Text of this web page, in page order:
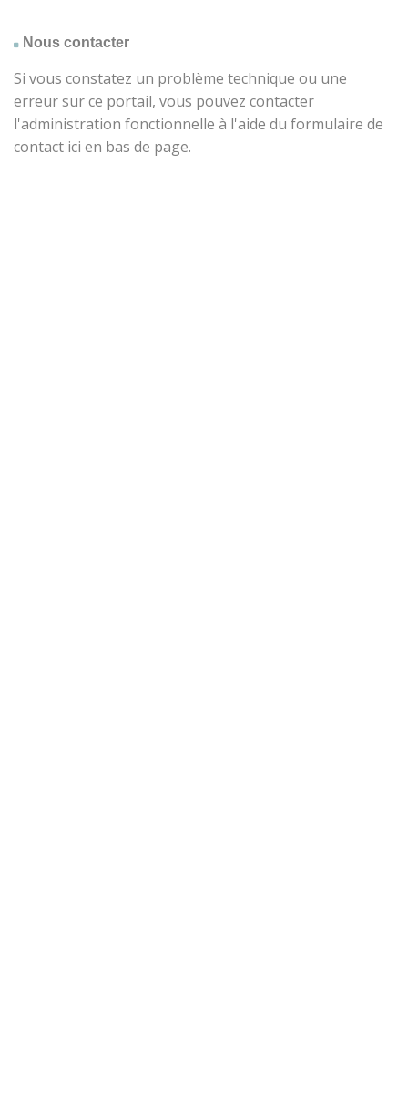
Nous contacter
Si vous constatez un problème technique ou une
erreur sur ce portail, vous pouvez contacter
l'administration fonctionnelle à l'aide du formulaire de
contact ici en bas de page.